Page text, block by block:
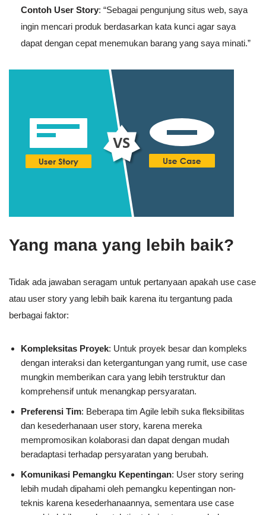
Contoh User Story: “Sebagai pengunjung situs web, saya
ingin mencari produk berdasarkan kata kunci agar saya
dapat dengan cepat menemukan barang yang saya minati.”
Yang mana yang lebih baik?
Tidak ada jawaban seragam untuk pertanyaan apakah use case
atau user story yang lebih baik karena itu tergantung pada
berbagai faktor:
Kompleksitas Proyek: Untuk proyek besar dan kompleks
dengan interaksi dan ketergantungan yang rumit, use case
mungkin memberikan cara yang lebih terstruktur dan
komprehensif untuk menangkap persyaratan.
Preferensi Tim: Beberapa tim Agile lebih suka fleksibilitas
dan kesederhanaan user story, karena mereka
mempromosikan kolaborasi dan dapat dengan mudah
beradaptasi terhadap persyaratan yang berubah.
Komunikasi Pemangku Kepentingan: User story sering
lebih mudah dipahami oleh pemangku kepentingan non-
teknis karena kesederhanaannya, sementara use case